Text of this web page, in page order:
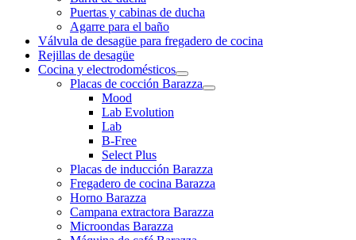
Puertas y cabinas de ducha
Agarre para el baño
Válvula de desagüe para fregadero de cocina
Rejillas de desagüe
Cocina y electrodomésticos
Placas de cocción Barazza
Mood
Lab Evolution
Lab
B-Free
Select Plus
Placas de inducción Barazza
Fregadero de cocina Barazza
Horno Barazza
Campana extractora Barazza
Microondas Barazza